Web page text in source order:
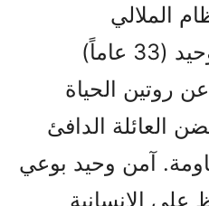
الملالي
تجسد قصة الشاب وحيد (33 عاماً)
روتين الحياة
العائلة الدافئ
آمن وحيد بوعي
على الإنسانية